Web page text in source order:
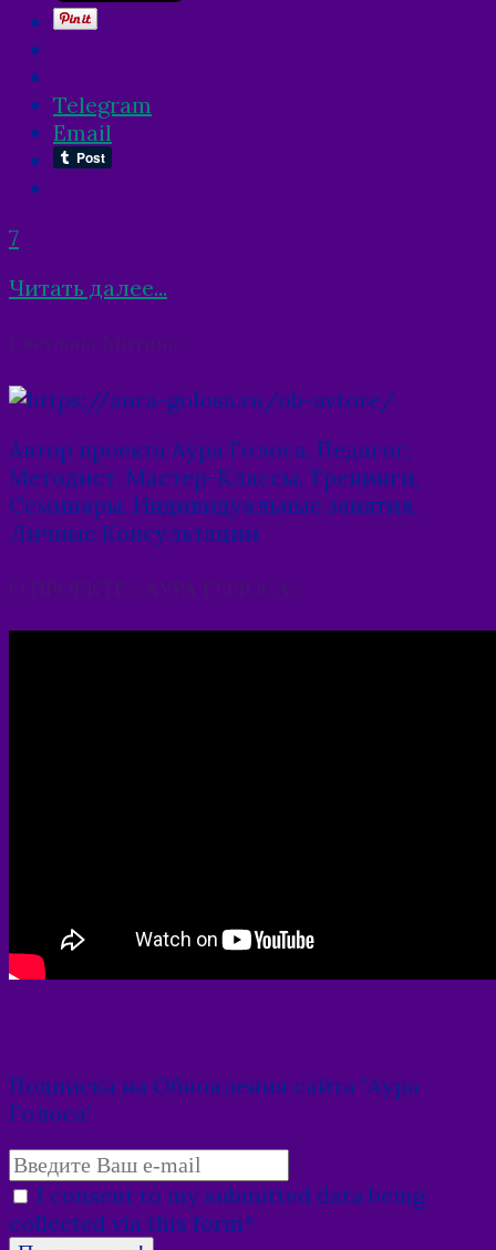
Telegram
Email
7
Читать далее...
navigation
Автор проекта Аура Голоса, Педагог,
Методист, Мастер-Классы, Тренинги,
Семинары, Индивидуальные занятия,
Личные Консультации
Подписка на Обновления сайта "Аура
Голоса"
I consent to my submitted data being
collected via this form*